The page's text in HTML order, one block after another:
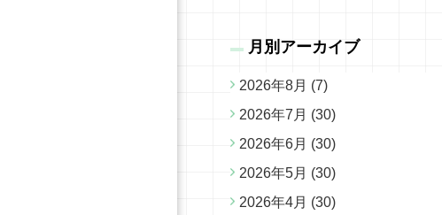
月別アーカイブ
2026年8月 (7)
2026年7月 (30)
2026年6月 (30)
2026年5月 (30)
2026年4月 (30)